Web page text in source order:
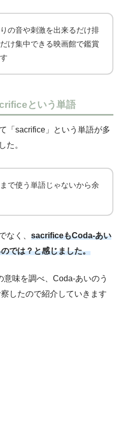
の音や刺激を出来るだけ排
け集中できる映画館で鑑賞
という単語
「sacrifice」という単語が多
た。
で使う単語じゃないから余
なく、 sacrificeもCoda-あい
では？と感じました。
味を調べ、Coda-あいのう
したので紹介していきます